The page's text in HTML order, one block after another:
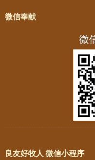
微信奉献
良友好牧人 微信小程序